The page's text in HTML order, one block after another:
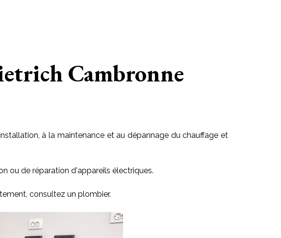
Cambronne
à la maintenance et au dépannage du chauffage et
ou de réparation d'appareils électriques.
consultez un plombier.